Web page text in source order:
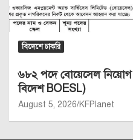
বিদেশে চাকরি
৬৮২ পদে বোয়েসেল নিয়োগ
বিদেশ BOESL)
August 5, 2026 KFPlanet